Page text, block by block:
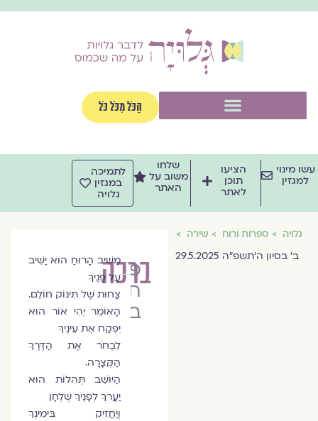
הַכֹּל מִכֹּל כֹּל
מינוי
למגזין
הציעו
תוכן
לאתר
שלחו
משוב על
האתר
לתמיכה
במגזין
גלויה
גלויה ספרות ורוח שירה
ב׳ בסיון ה׳תשפ״ה 29.5.2025 ברכה
פרופ׳
חמוטל
בר-יוסף
מַשִּׁיב הָרוּחַ הוּא יַשִּׁיב
עַל פָּנֶיךָ
צַחוּת שֶׁל תִּינוֹק חוֹלֵם.
הָאוֹמֵר יְהִי אוֹר הוּא
יִפְקַח אֶת עֵינֶיךָ
לִבְחֹר אֶת הַדֶּרֶךְ
הַקְּצָרָה.
הַיּוֹשֵׁב תְּהִלּוֹת הוּא
יַעֲרֹךְ לְפָנֶיךָ שֻׁלְחָן
וְיַחֲזִיק בִּימִינְךָ